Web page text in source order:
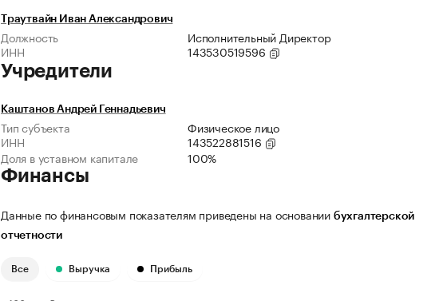
Траутвайн Иван Александрович
Должность
Исполнительный Директор
ИНН
143530519596
Учредители
Каштанов Андрей Геннадьевич
Тип субъекта
Физическое лицо
ИНН
143522881516
Доля в уставном капитале
100%
Финансы
Данные по финансовым показателям приведены на основании бухгалтерской
отчетности
Все Выручка Прибыль